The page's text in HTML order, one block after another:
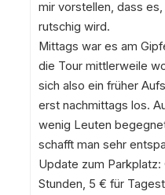
mir vorstellen, dass
rutschig wird.
Mittags war es am
die Tour mittlerweile
sich also ein früher
erst nachmittags los.
wenig Leuten
schafft man sehr
Update zum
Stunden, 5 € für